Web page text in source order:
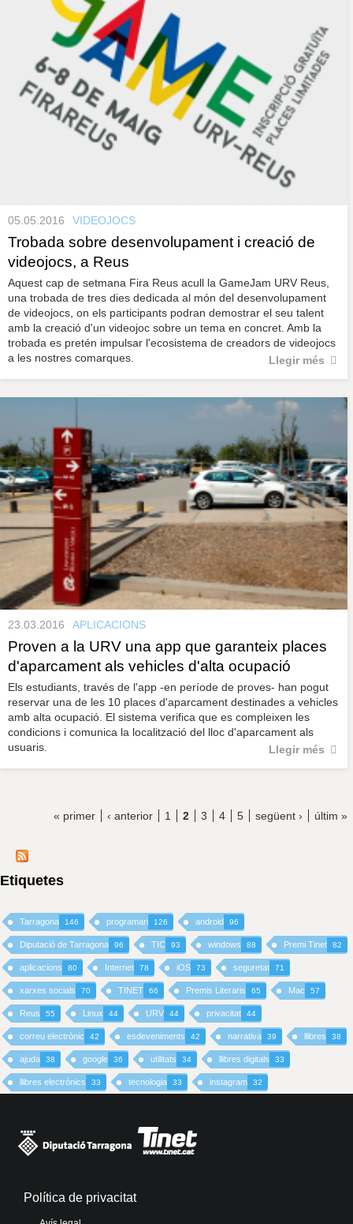
05.05.2016 VIDEOJOCS
Trobada sobre desenvolupament i creació de
videojocs, a Reus
Aquest cap de setmana Fira Reus acull la GameJam URV Reus,
una trobada de tres dies dedicada al món del desenvolupament
de videojocs, on els participants podran demostrar el seu talent
amb la creació d'un videojoc sobre un tema en concret. Amb la
trobada es pretén impulsar l'ecosistema de creadors de videojocs
a les nostres comarques.
Llegir més
23.03.2016 APLICACIONS
Proven a la URV una app que garanteix places
d'aparcament als vehicles d'alta ocupació
Els estudiants, través de l'app -en període de proves- han pogut
reservar una de les 10 places d'aparcament destinades a vehicles
amb alta ocupació. El sistema verifica que es compleixen les
condicions i comunica la localització del lloc d'aparcament als
usuaris.
Llegir més
« primer ‹ anterior 1 2 3 4 5 següent › últim »
Etiquetes
Tarragona 146 programari 126 android 96
Diputació de Tarragona 96 TIC 93 windows 88 Premi Tinet 82
aplicacions 80 Internet 78 iOS 73 seguretat 71
xarxes socials 70 TINET 66 Premis Literaris 65 Mac 57
Reus 55 Linux 44 URV 44 privacitat 44
correu electrònic 42 esdeveniments 42 narrativa 39 llibres 38
ajuda 38 google 36 utilitats 34 llibres digitals 33
llibres electrònics 33 tecnologia 33 instagram 32
Política de privacitat